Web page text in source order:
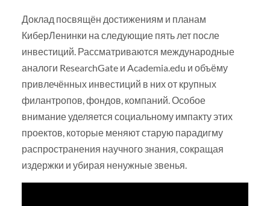
Доклад посвящён достижениям и планам
КиберЛенинки на следующие пять лет после
инвестиций. Рассматриваются международные
аналоги ResearchGate и Academia.edu и объёму
привлечённых инвестиций в них от крупных
филантропов, фондов, компаний. Особое
внимание уделяется социальному импакту этих
проектов, которые меняют старую парадигму
распространения научного знания, сокращая
издержки и убирая ненужные звенья.